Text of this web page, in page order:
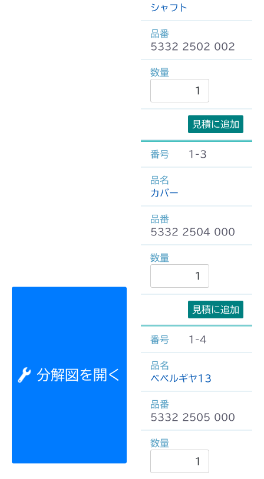
分解図を開く
シャフト
5332 2502 002
見積に追加
1-3
カバー
5332 2504 000
見積に追加
1-4
ベベルギヤ13
5332 2505 000